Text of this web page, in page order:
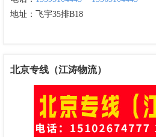
地址：
飞宇35排B18
北京专线（江涛物流）